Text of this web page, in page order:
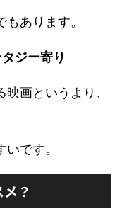
あります。
ジー寄り
画というより、
です。
？